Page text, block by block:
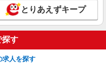
ク通勤OK
詳細を見る
とりあえずキープ
探す
求人を探す